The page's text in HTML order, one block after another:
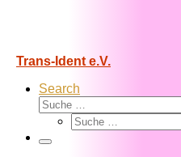
Trans-Ident e.V.
Search
Suche
Suche
Menü